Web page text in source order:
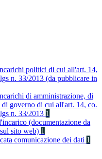
politici di cui all'art. 14,
n. 33/2013 (da pubblicare in
di amministrazione, di
di governo di cui all'art. 14, co.
n. 33/2013 1
(documentazione da
sito web) 1
comunicazione dei dati 1